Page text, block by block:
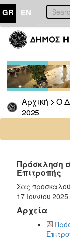
GR EN
Αρχική Ο
2025
ΔΗΜΟΣ
Δελτία
Τύπου
Αρχείο
2026
2025
2022
2021
2020
2019
2018
2017
Πρόσκληση
Επιτροπής
Σας
17 Ιουνίου
Αρχεία